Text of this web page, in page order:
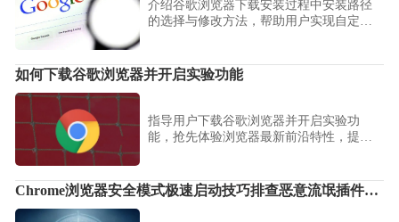
介绍谷歌浏览器下载安装过程中安装路径
的选择与修改方法，帮助用户实现自定义
如何下载谷歌浏览器并开启实验功能
指导用户下载谷歌浏览器并开启实验功
能，抢先体验浏览器最新前沿特性，提升
Chrome浏览器安全模式极速启动技巧排查恶意流氓插件冲突